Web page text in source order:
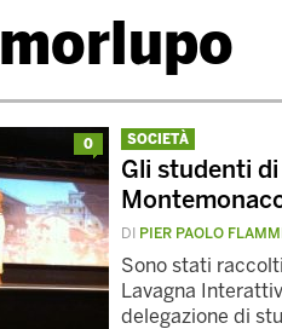
morlupo
0 SOCIETÀ
Gli studenti
DI PIER PAOLO
Sono stati
Lavagna
delegazione di